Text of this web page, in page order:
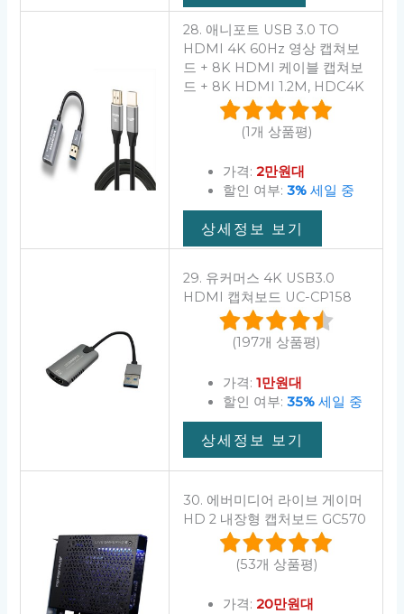
28. 애니포트 USB 3.0 TO
HDMI 4K 60Hz 영상 캡쳐보
드 + 8K HDMI 케이블 캡쳐보
드 + 8K HDMI 1.2M, HDC4K
(1개 상품평)
가격: 2만원대
할인 여부: 3%세일 중
상세정보 보기
29. 유커머스 4K USB3.0
HDMI 캡쳐보드 UC-CP158
(197개 상품평)
가격: 1만원대
할인 여부: 35%세일 중
상세정보 보기
30. 에버미디어 라이브 게이머
HD 2 내장형 캡처보드 GC570
(53개 상품평)
가격: 20만원대